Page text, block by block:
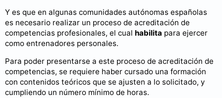
Y es que en algunas comunidades autónomas españolas
es necesario realizar un proceso de acreditación de
competencias profesionales, el cual habilita para ejercer
como entrenadores personales.
Para poder presentarse a este proceso de acreditación de
competencias, se requiere haber cursado una formación
con contenidos teóricos que se ajusten a lo solicitado, y
cumpliendo un número mínimo de horas.